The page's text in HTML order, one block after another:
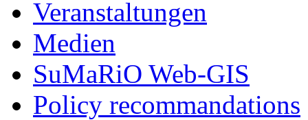
Veranstaltungen
Medien
SuMaRiO Web-GIS
Policy recommandations